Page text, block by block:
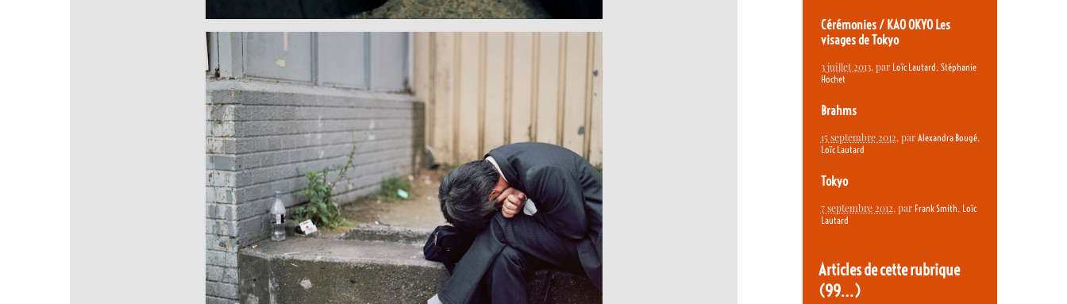
Cérémonies / KAO OKYO Les
visages de Tokyo
3 juillet 2013, par Loïc Lautard, Stéphanie
Hochet
Brahms
15 septembre 2012, par Alexandra Bougé,
Loïc Lautard
Tokyo
7 septembre 2012, par Frank Smith, Loïc
Lautard
Articles de cette rubrique
(99…)